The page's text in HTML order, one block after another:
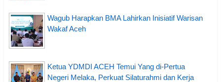
Wagub Harapkan BMA Lahirkan Inisiatif Warisan
Wakaf Aceh
Ketua YDMDI ACEH Temui Yang di-Pertua
Negeri Melaka, Perkuat Silaturahmi dan Kerja